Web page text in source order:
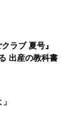
ラブ 夏号』
出産の教科書